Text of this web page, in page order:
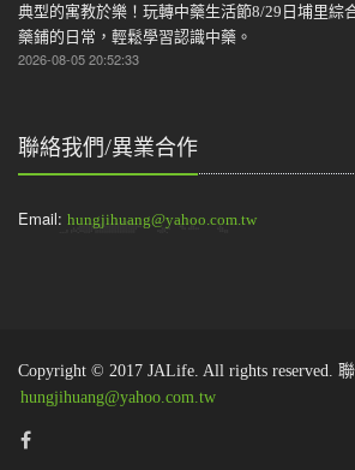
典型的寓教於樂！玩轉中藥生活節8/29日埔里綜
藥鋪的日常，輕鬆學習認識中藥。
2026-08-05 20:52:33
聯絡我們/異業合作
Email: hungjihuang@yahoo.com.tw
Copyright © 2017 JALife. All rights reserved.
hungjihuang@yahoo.com.tw